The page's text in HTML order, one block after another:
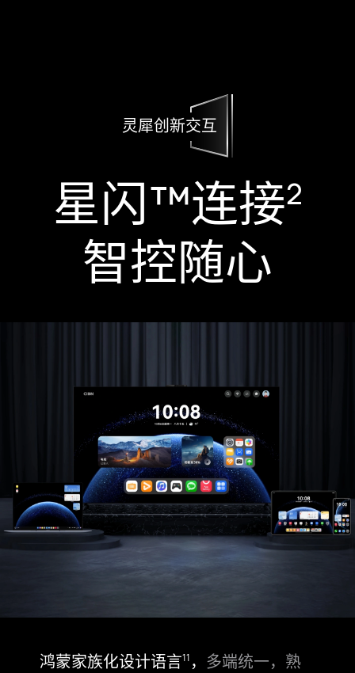
灵犀创新交互
星闪™连接2
智控随心
鸿蒙家族化设计语言11 ， 多端统一，熟